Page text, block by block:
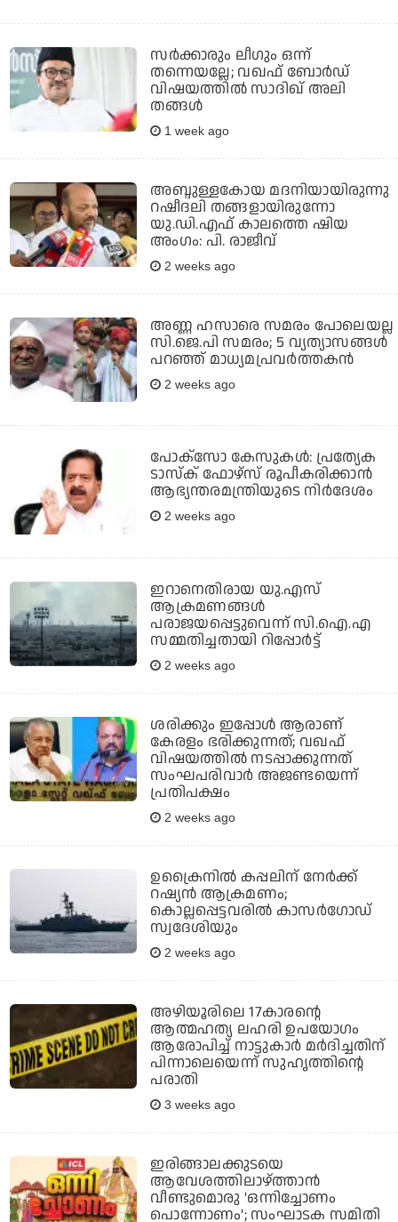
സര്‍ക്കാരും ലീഗും ഒന്ന്
തന്നെയല്ലേ; വഖഫ് ബോര്‍ഡ്
വിഷയത്തില്‍ സാദിഖ് അലി
തങ്ങള്‍
1 week ago
അബ്ദുള്ളകോയ മദനിയായിരുന്നു
റഷീദലി തങ്ങളായിരുന്നോ
യു.ഡി.എഫ് കാലത്തെ ഷിയ
അംഗം: പി. രാജീവ്
2 weeks ago
അണ്ണ ഹസാരെ സമരം പോലെയല്ല
സി.ജെ.പി സമരം; 5 വ്യത്യാസങ്ങള്‍
പറഞ്ഞ് മാധ്യമപ്രവര്‍ത്തകന്‍
2 weeks ago
പോക്‌സോ കേസുകള്‍: പ്രത്യേക
ടാസ്‌ക് ഫോഴ്‌സ് രൂപീകരിക്കാന്‍
ആഭ്യന്തരമന്ത്രിയുടെ നിര്‍ദേശം
2 weeks ago
ഇറാനെതിരായ യു.എസ്
ആക്രമണങ്ങള്‍
പരാജയപ്പെട്ടുവെന്ന് സി.ഐ.എ
സമ്മതിച്ചതായി റിപ്പോര്‍ട്ട്
2 weeks ago
ശരിക്കും ഇപ്പോള്‍ ആരാണ്
കേരളം ഭരിക്കുന്നത്; വഖഫ്
വിഷയത്തില്‍ നടപ്പാക്കുന്നത്
സംഘപരിവാര്‍ അജണ്ടയെന്ന്
പ്രതിപക്ഷം
2 weeks ago
ഉക്രൈനില്‍ കപ്പലിന് നേര്‍ക്ക്
റഷ്യന്‍ ആക്രമണം;
കൊല്ലപ്പെട്ടവരില്‍ കാസര്‍ഗോഡ്
സ്വദേശിയും
2 weeks ago
അഴിയൂരിലെ 17കാരന്റെ
ആത്മഹത്യ ലഹരി ഉപയോഗം
ആരോപിച്ച് നാട്ടുകാര്‍ മര്‍ദിച്ചതിന്
പിന്നാലെയെന്ന് സുഹൃത്തിന്റെ
പരാതി
3 weeks ago
ഇരിങ്ങാലക്കുടയെ
ആവേശത്തിലാഴ്ത്താന്‍
വീണ്ടുമൊരു 'ഒന്നിച്ചോണം
പൊന്നോണം'; സംഘാടക സമിതി